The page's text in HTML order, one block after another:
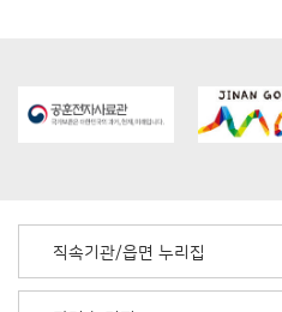
직속기관/읍면 누리집